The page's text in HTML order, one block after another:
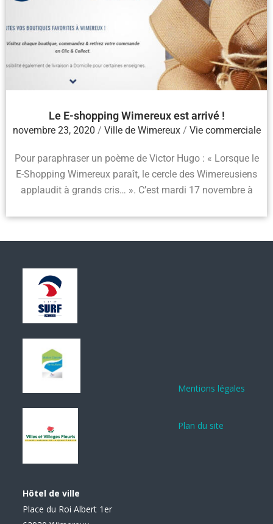
Le E-shopping Wimereux est arrivé !
novembre 23, 2020 / Ville de Wimereux / Vie commerciale
Pour paraphraser un poème de Victor Hugo : « Lorsque le
E-Shopping Wimereux paraît, le cercle des Wimereusiens
applaudit à grands cris… ». C’est mardi 17 novembre à
Hôtel de ville
Place du Roi Albert 1er
Mentions légales
Plan du site